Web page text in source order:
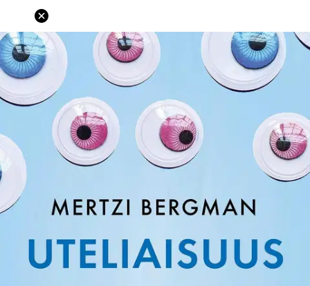
Ei saatavilla
Tuotekuvaus
Kuinka johtaa uteliaasti ja uutta luovasti monimutkaisessa ja
jatkuvan muutoksen täyttämässä maailmassa? Millä tavalla
hyödyntää työelämän uutta supervoimaa oman työn ja tiimin
kehittämisessä? Entä miksi uusi työelämä edellyttää yhä
uteliaamman asenteen valitsemista? Tämä teos on tutkimustietoon
perustuva ja inspiroiva opas uteliaisuuteen organisaatioiden arjessa.
mahdollisuudet erityisesti ja johtamisen ja muutoksen näkökulmista.
Kirjassa esitellään myös lukuisten organisaatioiden johtajien suulla
keinot ja käytännöt voittavan uteliaisuuskulttuurin rakentamiseksi.